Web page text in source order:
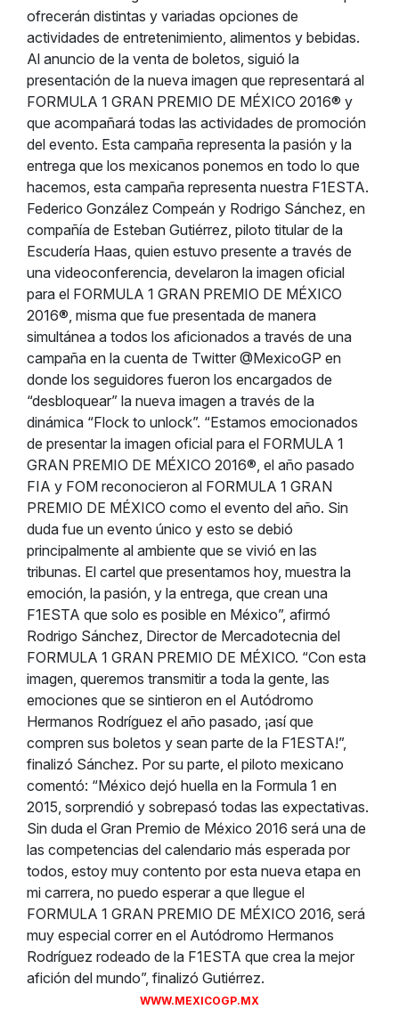
ofrecerán distintas y variadas opciones de
actividades de entretenimiento, alimentos y bebidas.
Al anuncio de la venta de boletos, siguió la
presentación de la nueva imagen que representará al
FORMULA 1 GRAN PREMIO DE MÉXICO 2016® y
que acompañará todas las actividades de promoción
del evento. Esta campaña representa la pasión y la
entrega que los mexicanos ponemos en todo lo que
hacemos, esta campaña representa nuestra F1ESTA.
Federico González Compeán y Rodrigo Sánchez, en
compañía de Esteban Gutiérrez, piloto titular de la
Escudería Haas, quien estuvo presente a través de
una videoconferencia, develaron la imagen oficial
para el FORMULA 1 GRAN PREMIO DE MÉXICO
2016®, misma que fue presentada de manera
simultánea a todos los aficionados a través de una
campaña en la cuenta de Twitter @MexicoGP en
donde los seguidores fueron los encargados de
“desbloquear” la nueva imagen a través de la
dinámica “Flock to unlock”. “Estamos emocionados
de presentar la imagen oficial para el FORMULA 1
GRAN PREMIO DE MÉXICO 2016®, el año pasado
FIA y FOM reconocieron al FORMULA 1 GRAN
PREMIO DE MÉXICO como el evento del año. Sin
duda fue un evento único y esto se debió
principalmente al ambiente que se vivió en las
tribunas. El cartel que presentamos hoy, muestra la
emoción, la pasión, y la entrega, que crean una
F1ESTA que solo es posible en México”, afirmó
Rodrigo Sánchez, Director de Mercadotecnia del
FORMULA 1 GRAN PREMIO DE MÉXICO. “Con esta
imagen, queremos transmitir a toda la gente, las
emociones que se sintieron en el Autódromo
Hermanos Rodríguez el año pasado, ¡así que
compren sus boletos y sean parte de la F1ESTA!”,
finalizó Sánchez. Por su parte, el piloto mexicano
comentó: “México dejó huella en la Formula 1 en
2015, sorprendió y sobrepasó todas las expectativas.
Sin duda el Gran Premio de México 2016 será una de
las competencias del calendario más esperada por
todos, estoy muy contento por esta nueva etapa en
mi carrera, no puedo esperar a que llegue el
FORMULA 1 GRAN PREMIO DE MÉXICO 2016, será
muy especial correr en el Autódromo Hermanos
Rodríguez rodeado de la F1ESTA que crea la mejor
afición del mundo”, finalizó Gutiérrez.
WWW.MEXICOGP.MX